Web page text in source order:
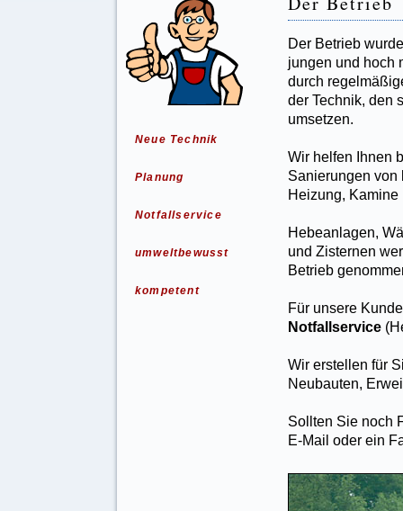
Der Betrieb
jungen und hoch
durch
der Technik, den
umsetzen.
Wir helfen Ihnen
Sanierungen von
Heizung, Kamine
Hebeanlagen,
und Zisternen
Betrieb
Für unsere
Notfallservice
Wir erstellen für
Neubauten,
Sollten Sie noch
E-Mail oder ein
Neue Technik
Planung
Notfallservice
umweltbewusst
kompetent